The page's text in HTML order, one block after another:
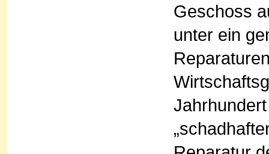
Geschoss
unter ein